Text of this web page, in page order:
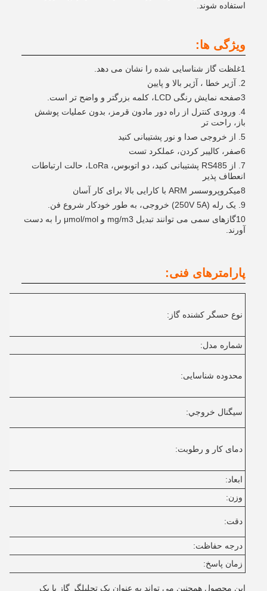
استفاده شوند.
ویژگی ها:
1غلظت گاز شناسایی شده را نشان می دهد.
2. آژير خطا ، آژير بالا و پايين
3صفحه نمایش رنگی LCD، کلمه بزرگتر و واضح تر است.
4. ورودی کنترل از راه دور مادون قرمز، بدون عملیات پوشش
باز، راحت تر
5. از خروجی صدا و نور پشتیبانی کنید
6صفر، کالیبر کردن، عملکرد تست
7. از RS485 پشتیبانی کنید، دو اتوبوس، LoRa، حالت ارتباطات
انعطاف پذیر
8میکروپروسسر ARM با کارایی بالا برای کار آسان
9. یک رله (250V 5A) خروجی، به طور خودکار شروع فن.
10گازهای سمی می توانند تبدیل mg/m3 و μmol/mol را به دست
آورند.
پارامترهای فنی:
نوع حسگر کشنده گاز:
شماره مدل:
محدوده شناسایی:
سيگنال خروجي:
دمای کار و رطوبت:
ابعاد:
وزن:
دقت:
درجه حفاظت:
زمان پاسخ:
این محصول همچنین می تواند به عنوان یک تحلیلگر گاز یا یک